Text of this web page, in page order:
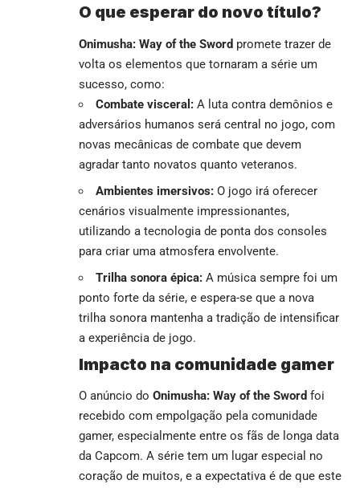
O que esperar do novo título?
Onimusha: Way of the Sword promete trazer de
volta os elementos que tornaram a série um
sucesso, como:
Combate visceral: A luta contra demônios e
adversários humanos será central no jogo, com
novas mecânicas de combate que devem
agradar tanto novatos quanto veteranos.
Ambientes imersivos: O jogo irá oferecer
cenários visualmente impressionantes,
utilizando a tecnologia de ponta dos consoles
para criar uma atmosfera envolvente.
Trilha sonora épica: A música sempre foi um
ponto forte da série, e espera-se que a nova
trilha sonora mantenha a tradição de intensificar
a experiência de jogo.
Impacto na comunidade gamer
O anúncio do Onimusha: Way of the Sword foi
recebido com empolgação pela comunidade
gamer, especialmente entre os fãs de longa data
da Capcom. A série tem um lugar especial no
coração de muitos, e a expectativa é de que este